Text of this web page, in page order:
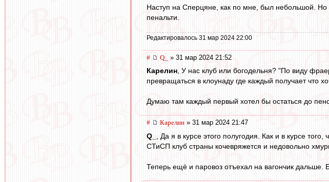
Наступ на Сперцяне, как по мне, был небольшой. Но
пенальти.
Редактировалось 31 мар 2024 22:00
# Q_ » 31 мар 2024 21:52
Карелин, У нас клуб или богодельня? "По виду
превращаться в клоунаду где каждый получает что
Думаю там каждый первый хотел бы остаться до
# Карелин » 31 мар 2024 21:47
Q_
, Да я в курсе этого полугодия. Как и в курсе
СТиСП клуб страны кочевряжется и недовольно
Теперь ещё и паровоз отъехал на вагончик дальше.